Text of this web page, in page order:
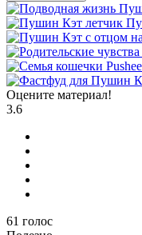
Оцените материал!
3.6
61 голос